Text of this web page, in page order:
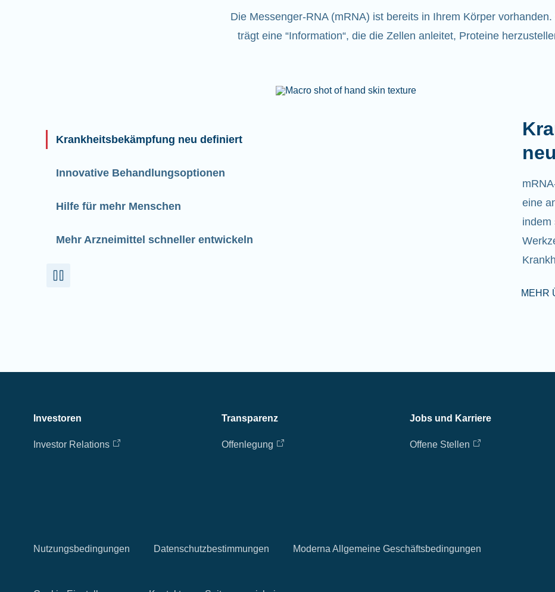
Die Messenger-RNA (mRNA) ist bereits in Ihrem Körper vorhanden.
trägt eine “Information“, die die Zellen anleitet, Proteine
Krankheitsbekämpfung neu definiert
Innovative Behandlungsoptionen
Hilfe für mehr Menschen
Mehr Arzneimittel schneller entwickeln
eine
indem
MEHR
Investoren
Investor Relations
Transparenz
Offenlegung
Jobs und Karriere
Offene Stellen
Nutzungsbedingungen Datenschutzbestimmungen Moderna Allgemeine Geschäftsbedingungen